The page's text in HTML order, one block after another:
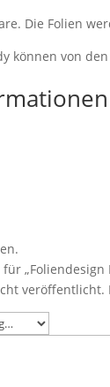
Die Folien
können von
„Foliendesign
veröffentlicht.